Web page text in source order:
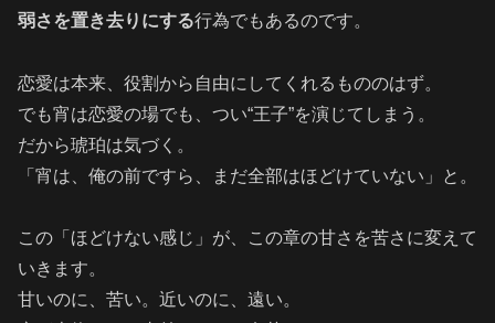
弱さを置き去りにする行為でもあるのです。
恋愛は本来、役割から自由にしてくれるもののはず。
でも宵は恋愛の場でも、つい“王子”を演じてしまう。
だから琥珀は気づく。
「宵は、俺の前ですら、まだ全部はほどけていない」と。
この「ほどけない感じ」が、この章の甘さを苦さに変えて
いきます。
甘いのに、苦い。近いのに、遠い。